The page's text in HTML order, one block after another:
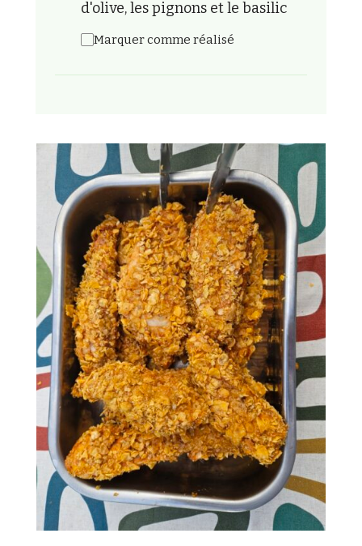
d'olive, les pignons et le basilic
Marquer comme réalisé